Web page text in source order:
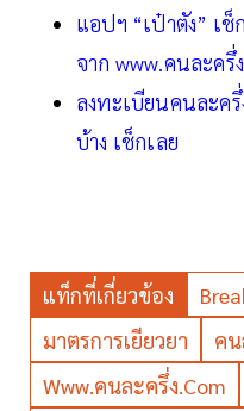
แอปฯ “เป๋าตัง” เช็
จาก www.คนละครึ่
ลงทะเบียนคนละค
บ้าง เช็กเลย
แท็กที่เกี่ยวข้อง
มาตรการเยียวยา
คน
Www.คนละครึ่ง.com